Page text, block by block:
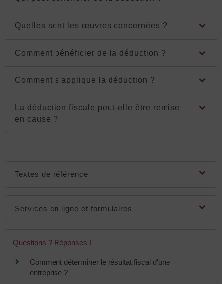
Quelles sont les œuvres concernées ?
Comment bénéficier de la déduction ?
Comment s'applique la déduction ?
La déduction fiscale peut-elle être remise
en cause ?
Textes de référence
Services en ligne et formulaires
Questions ? Réponses !
Comment déterminer le résultat fiscal d'une
entreprise ?